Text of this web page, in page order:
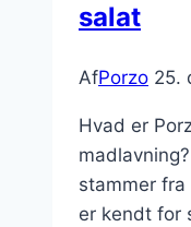
salat
AfPorzo 25.
Hvad er
stammer
er kendt for